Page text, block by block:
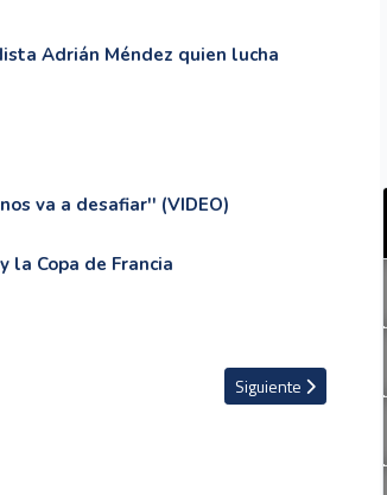
Adrián Méndez quien lucha
va a desafiar'' (VIDEO)
la Copa de Francia
tempestad arrecia” EN PRIMERA FILAArtículo siguiente:
Siguiente